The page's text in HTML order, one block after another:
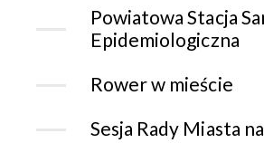
Powiatowa Stacja
Epidemiologiczna
Rower w mieście
Sesja Rady Miasta